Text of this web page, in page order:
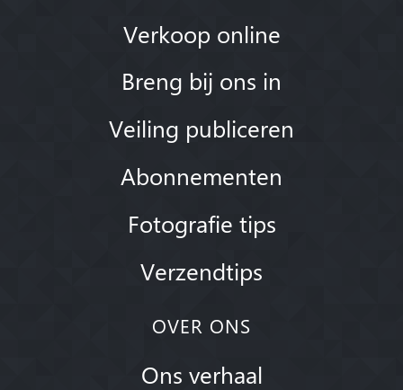
Verkoop online
Breng bij ons in
Veiling publiceren
Abonnementen
Fotografie tips
Verzendtips
OVER ONS
Ons verhaal